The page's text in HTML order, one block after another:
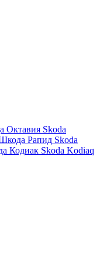
Skoda
Skoda
Skoda Kodiaq